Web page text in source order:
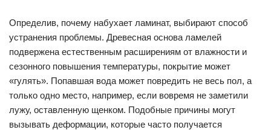
Определив, почему набухает ламинат, выбирают способ
устранения проблемы. Древесная основа ламелей
подвержена естественным расширениям от влажности и
сезонного повышения температуры, покрытие может
«гулять». Попавшая вода может повредить не весь пол, а
только одно место, например, если вовремя не заметили
лужу, оставленную щенком. Подобные причины могут
вызывать деформации, которые часто получается